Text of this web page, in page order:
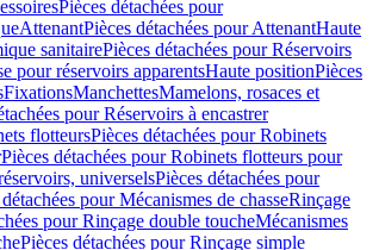
Pièces détachées pour
AttenantPièces détachées pour AttenantHaute
sanitairePièces détachées pour Réservoirs
pour réservoirs apparentsHaute positionPièces
FixationsManchettesMamelons, rosaces et
pour Réservoirs à encastrer
flotteursPièces détachées pour Robinets
Pièces détachées pour Robinets flotteurs pour
universelsPièces détachées pour
pour Mécanismes de chasseRinçage
pour Rinçage double toucheMécanismes
Pièces détachées pour Rinçage simple